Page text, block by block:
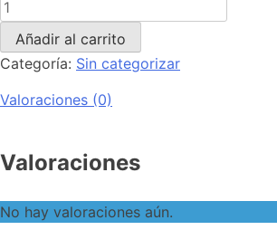
Añadir al carrito
Categoría: Sin categorizar
Valoraciones (0)
Valoraciones
No hay valoraciones aún.